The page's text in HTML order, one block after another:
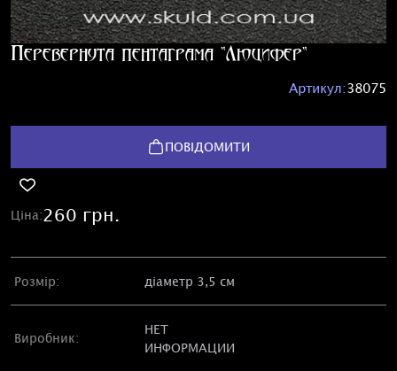
Перевернута пентаграма "Люцифер"
Артикул:38075
ПОВІДОМИТИ
Ціна:260 грн.
Розмір: діаметр 3,5 см
Виробник:
НЕТ
ИНФОРМАЦИИ